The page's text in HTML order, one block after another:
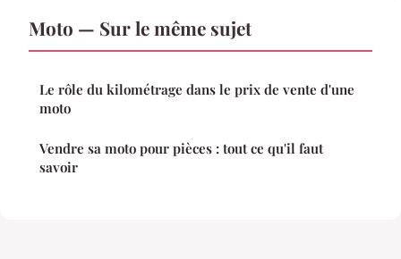
Moto — Sur le même sujet
Le rôle du kilométrage dans le prix de vente d'une
moto
Vendre sa moto pour pièces : tout ce qu'il faut
savoir